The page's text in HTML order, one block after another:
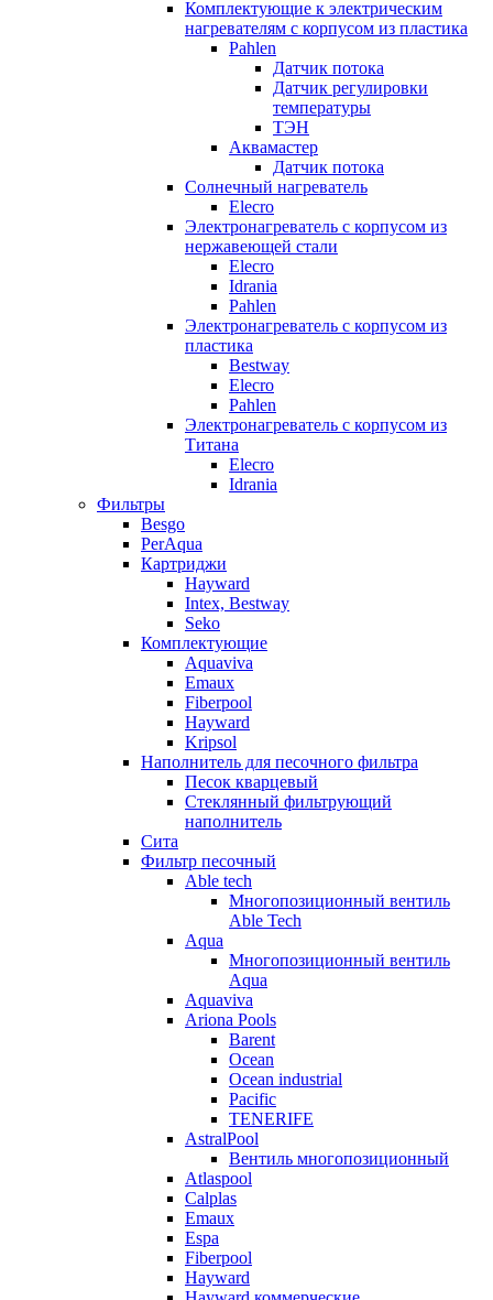
Комплектующие к электрическим
нагревателям с корпусом из пластика
Pahlen
Датчик потока
Датчик регулировки
температуры
ТЭН
Аквамастер
Датчик потока
Солнечный нагреватель
Elecro
Электронагреватель с корпусом из
нержавеющей стали
Elecro
Idrania
Pahlen
Электронагреватель с корпусом из
пластика
Bestway
Elecro
Pahlen
Электронагреватель с корпусом из
Титана
Elecro
Idrania
Фильтры
Besgo
PerAqua
Картриджи
Hayward
Intex, Bestway
Seko
Комплектующие
Aquaviva
Emaux
Fiberpool
Hayward
Kripsol
Наполнитель для песочного фильтра
Песок кварцевый
Стеклянный фильтрующий
наполнитель
Сита
Фильтр песочный
Able tech
Многопозиционный вентиль
Able Tech
Aqua
Многопозиционный вентиль
Aqua
Aquaviva
Ariona Pools
Barent
Ocean
Ocean industrial
Pacific
TENERIFE
AstralPool
Вентиль многопозиционный
Atlaspool
Calplas
Emaux
Espa
Fiberpool
Hayward